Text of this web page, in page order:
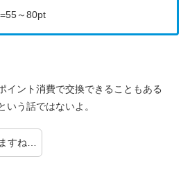
～80pt
イント消費で交換できることもある
いう話ではないよ。
すね…